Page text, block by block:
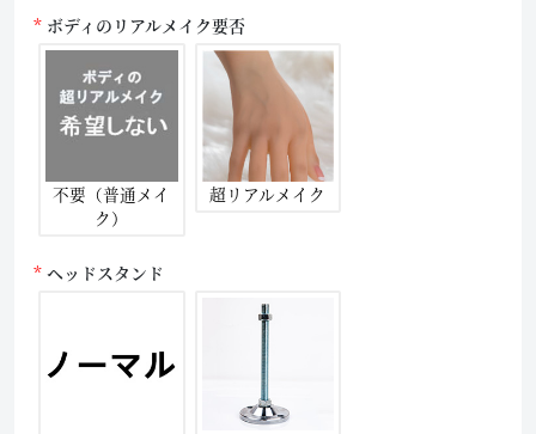
ボディのリアルメイク要否
不要（普通メイ
ク）
超リアルメイク
ヘッドスタンド